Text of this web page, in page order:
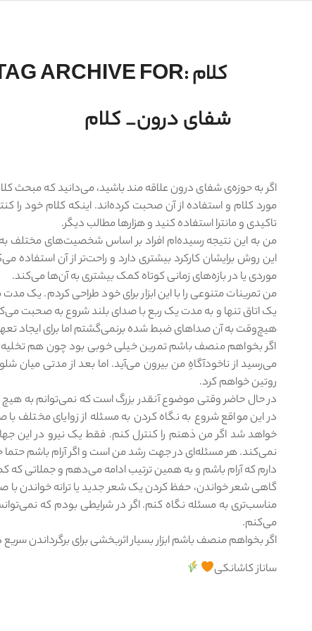
ARCHIVE FOR:کلام
شفای درون_ کلام
اگر به حوزه‌ی شفای درون علاقه مند باشید، می‌دانید که
مورد کلام و استفاده از آن صحبت کرده‌اند. اینکه کلام خود را
تاکیدی و مانترا استفاده کنید و هزارها مطالب دیگر.
من به این نتیجه رسیده‌ام افراد بر اساس شخصیت‌های مختلف به
این روش برایشان کارکرد بیشتری دارد و راحت‌تر از آن
موردی یا در بازه‌های زمانی کوتاه کمک بیشتری به آن‌ها می‌کند.
من تمرینات متنوعی را با این ابزار برای خود طراحی کردم. یک
یک اتاق تنها و به مدت یک ربع با صدای بلند شروع به صحبت
هیچ‌وقت به آن صداهای ضبط شده برنمی‌گشتم اما برای ایجاد تعهد
اگر بخواهم منصف باشم تمرین خیلی خوبی بود چون هم
می‌رسید از ناخودآگاهِ من بیرون می‌آید. اما بعد از مدتی
روتین خواهم کرد.
در حال حاضر وقتی موضوع آنقدر بزرگ است که نمی‌توانم به
در این مواقع شروع به نگاه کردن به مسئله از زوایای مختلف
خواهد شد اگر من ذهنم را کنترل کنم. فقط یک نیرو در این
نمی‌کند. هر مسئله‌ای در جهت رشد من است و اگر آرام باشم حتما
دارم که آرام باشم و به همین ترتیب ادامه می‌دهم و جملاتی که
گاهی شعر خواندن، حفظ کردن یک شعر جدید یا ترانه خواندن با
مناسب‌تری به مسئله نگاه کنم. اگر در شرایطی بودم که
می‌کنم.
اگر بخواهم منصف باشم ابزار بسیار اثربخشی برای برگرداندن
ساناز کاشانکی